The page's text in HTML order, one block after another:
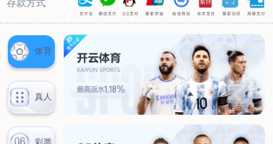
包肉纸
吸油纸
新闻展示
公司新闻
行业资讯
联系我们
联系方式
客户留言